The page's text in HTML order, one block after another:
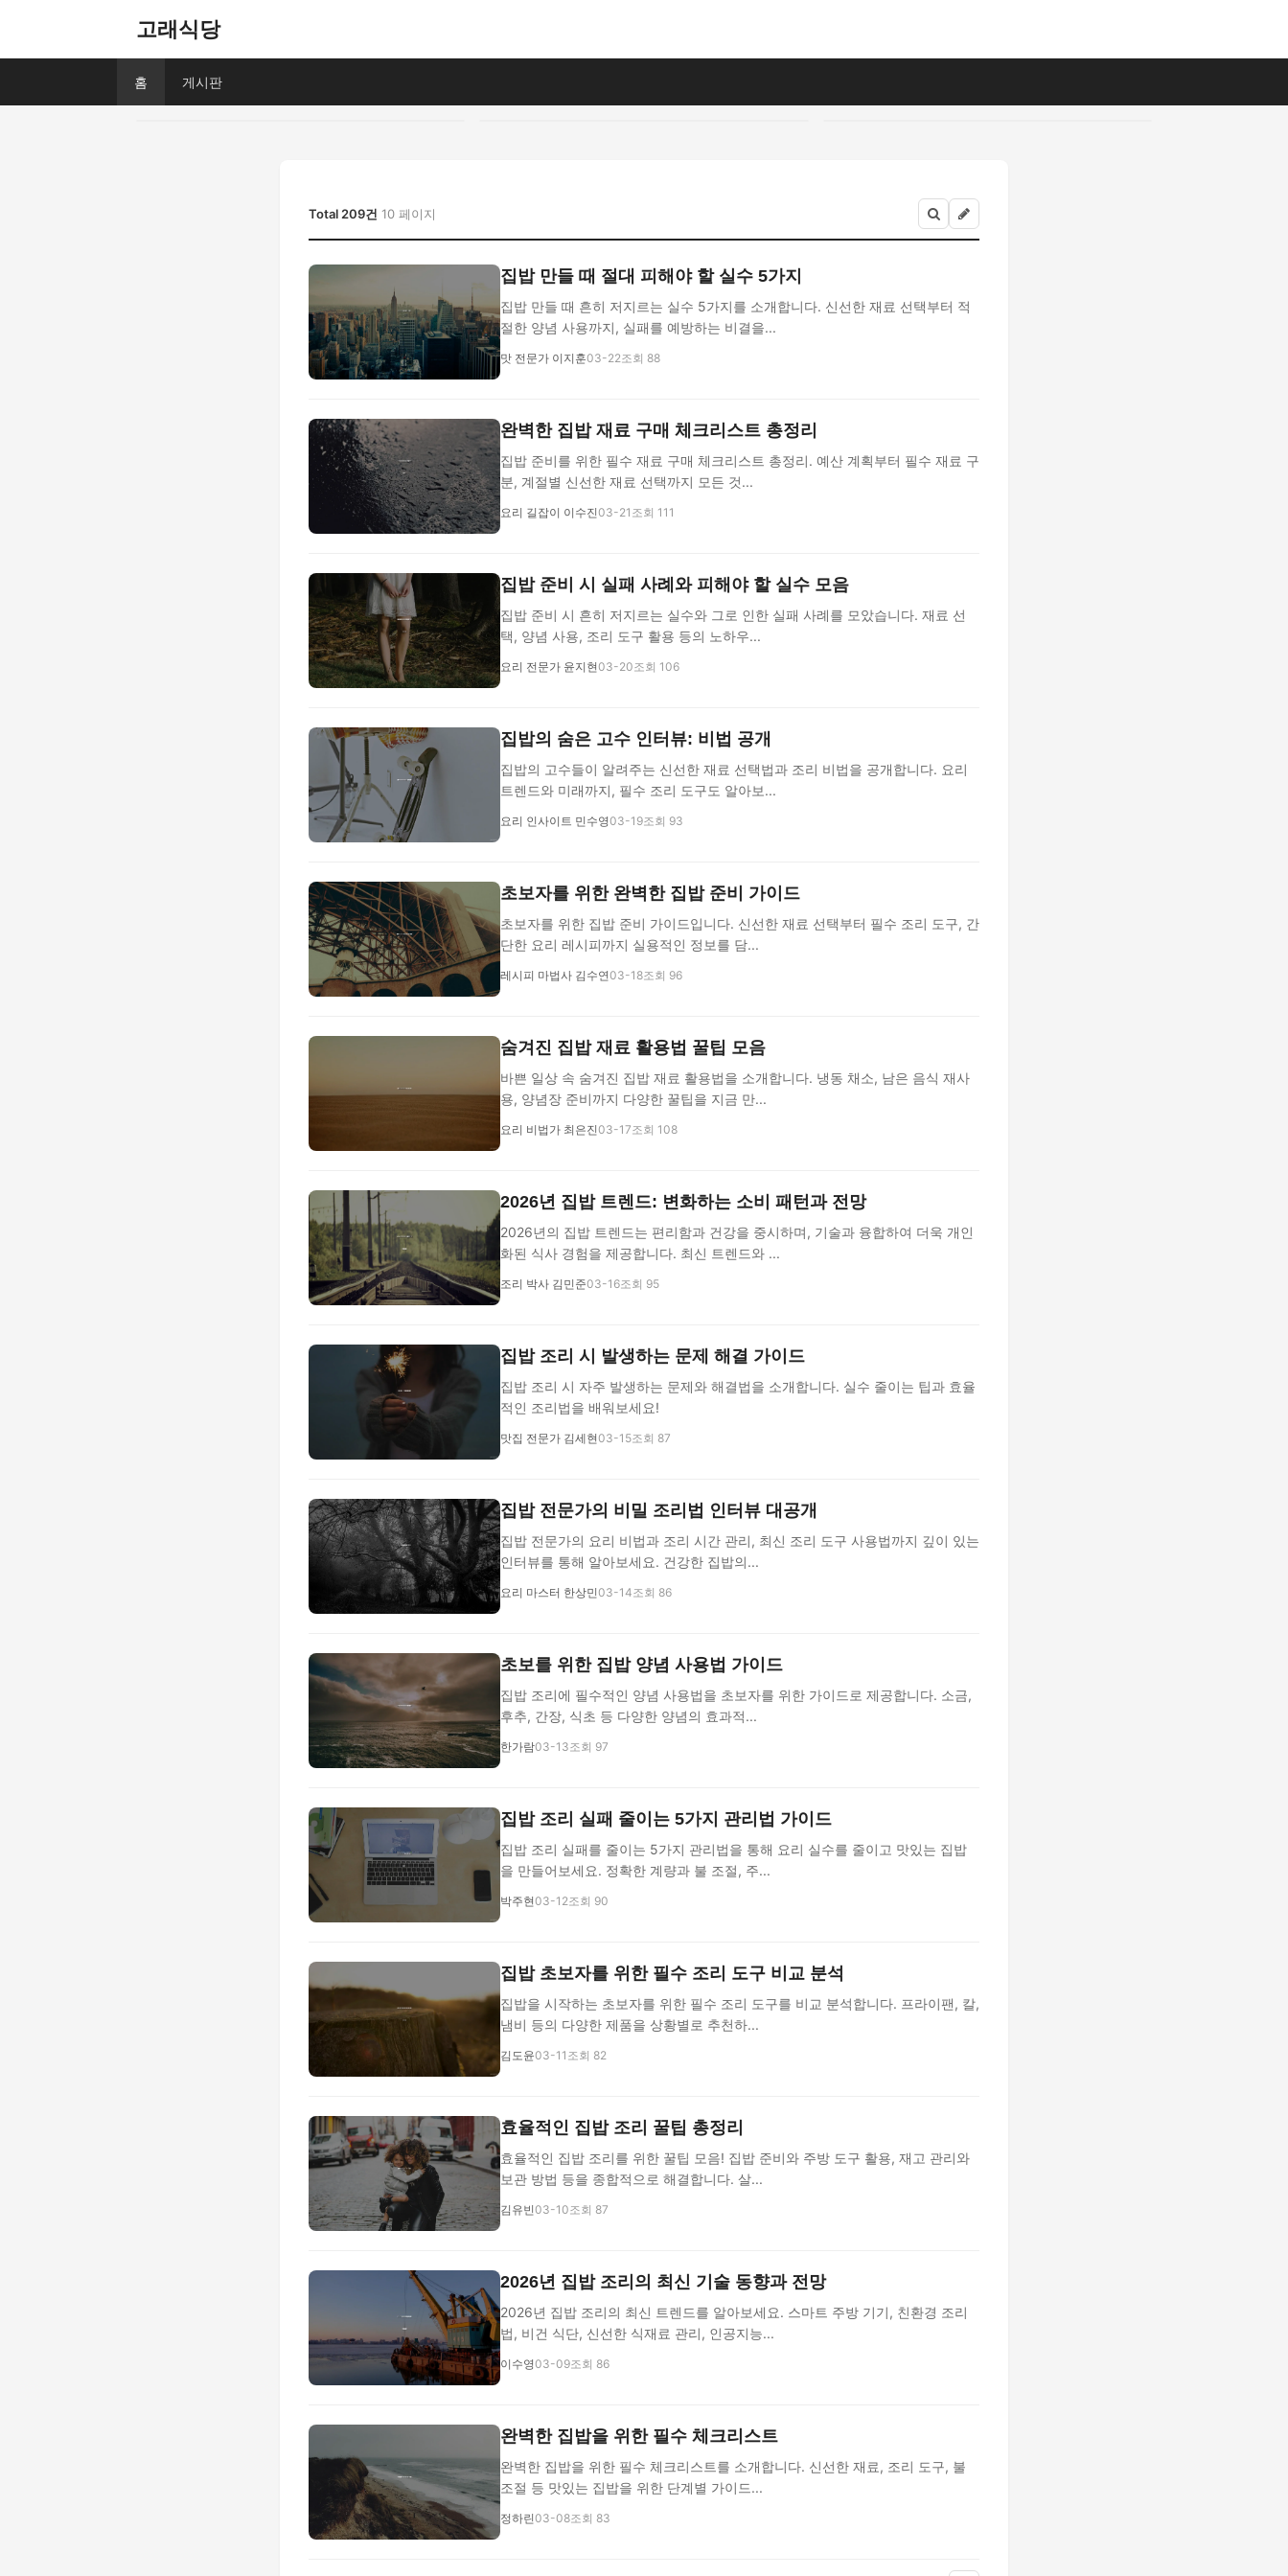
고래식당
홈 게시판
Total 209건 10 페이지
집밥 만들 때 절대 피해야 할 실수 5가지
집밥 만들 때 흔히 저지르는 실수 5가지를 소개합니다. 신선한 재료 선택부터 적
절한 양념 사용까지, 실패를 예방하는 비결을...
맛 전문가 이지훈03-22조회 88
완벽한 집밥 재료 구매 체크리스트 총정리
집밥 준비를 위한 필수 재료 구매 체크리스트 총정리. 예산 계획부터 필수 재료 구
분, 계절별 신선한 재료 선택까지 모든 것...
요리 길잡이 이수진03-21 조회 111
집밥 준비 시 실패 사례와 피해야 할 실수 모음
집밥 준비 시 흔히 저지르는 실수와 그로 인한 실패 사례를 모았습니다. 재료 선
택, 양념 사용, 조리 도구 활용 등의 노하우...
요리 전문가 윤지현03-20조회 106
집밥의 숨은 고수 인터뷰: 비법 공개
집밥의 고수들이 알려주는 신선한 재료 선택법과 조리 비법을 공개합니다. 요리
트렌드와 미래까지, 필수 조리 도구도 알아보...
요리 인사이트 민수영03-19조회 93
초보자를 위한 완벽한 집밥 준비 가이드
초보자를 위한 집밥 준비 가이드입니다. 신선한 재료 선택부터 필수 조리 도구, 간
단한 요리 레시피까지 실용적인 정보를 담...
레시피 마법사 김수연03-18조회 96
숨겨진 집밥 재료 활용법 꿀팁 모음
바쁜 일상 속 숨겨진 집밥 재료 활용법을 소개합니다. 냉동 채소, 남은 음식 재사
용, 양념장 준비까지 다양한 꿀팁을 지금 만...
요리 비법가 최은진03-17조회 108
2026년 집밥 트렌드: 변화하는 소비 패턴과 전망
2026년의 집밥 트렌드는 편리함과 건강을 중시하며, 기술과 융합하여 더욱 개인
화된 식사 경험을 제공합니다. 최신 트렌드와 ...
조리 박사 김민준03-16조회 95
집밥 조리 시 발생하는 문제 해결 가이드
집밥 조리 시 자주 발생하는 문제와 해결법을 소개합니다. 실수 줄이는 팁과 효율
적인 조리법을 배워보세요!
맛집 전문가 김세현03-15조회 87
집밥 전문가의 비밀 조리법 인터뷰 대공개
집밥 전문가의 요리 비법과 조리 시간 관리, 최신 조리 도구 사용법까지 깊이 있는
인터뷰를 통해 알아보세요. 건강한 집밥의...
요리 마스터 한상민03-14조회 86
초보를 위한 집밥 양념 사용법 가이드
집밥 조리에 필수적인 양념 사용법을 초보자를 위한 가이드로 제공합니다. 소금,
후추, 간장, 식초 등 다양한 양념의 효과적...
한가람03-13조회 97
집밥 조리 실패 줄이는 5가지 관리법 가이드
집밥 조리 실패를 줄이는 5가지 관리법을 통해 요리 실수를 줄이고 맛있는 집밥
을 만들어보세요. 정확한 계량과 불 조절, 주...
박주현03-12조회 90
집밥 초보자를 위한 필수 조리 도구 비교 분석
집밥을 시작하는 초보자를 위한 필수 조리 도구를 비교 분석합니다. 프라이팬, 칼,
냄비 등의 다양한 제품을 상황별로 추천하...
김도윤03-11 조회 82
효율적인 집밥 조리 꿀팁 총정리
효율적인 집밥 조리를 위한 꿀팁 모음! 집밥 준비와 주방 도구 활용, 재고 관리와
보관 방법 등을 종합적으로 해결합니다. 살...
김유빈03-10조회 87
2026년 집밥 조리의 최신 기술 동향과 전망
2026년 집밥 조리의 최신 트렌드를 알아보세요. 스마트 주방 기기, 친환경 조리
법, 비건 식단, 신선한 식재료 관리, 인공지능...
이수영03-09조회 86
완벽한 집밥을 위한 필수 체크리스트
완벽한 집밥을 위한 필수 체크리스트를 소개합니다. 신선한 재료, 조리 도구, 불
조절 등 맛있는 집밥을 위한 단계별 가이드...
정하린03-08조회 83